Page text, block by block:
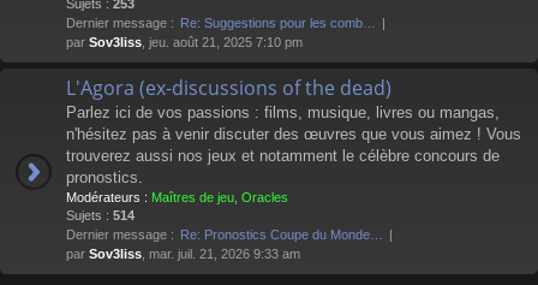
Sujets : 253
Dernier message : Re: Suggestions pour les comb…
par Sov3liss , jeu. août 21, 2025 7:10 pm
L'Agora (ex-discussions of the dead)
Parlez ici de vos passions : films, musique, livres ou mangas,
n'hésitez pas à venir discuter des œuvres que vous aimez ! Vous
trouverez aussi nos jeux et notamment le célèbre concours de
pronostics.
Modérateurs : Maîtres de jeu Oracles
Sujets : 514
Dernier message : Re: Pronostics Coupe du Monde…
par Sov3liss , mar. juil. 21, 2026 9:33 am